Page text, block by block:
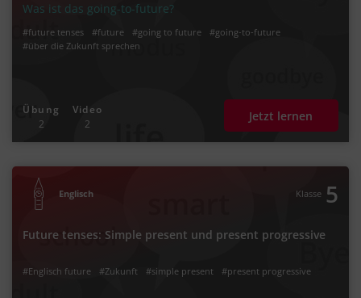
Was ist das going-to-future?
#future tenses #future #going to future
#going-to-future
#über die Zukunft sprechen
Übung
2
Video
2
Jetzt lernen
Englisch Klasse 5
Future tenses: Simple present und present progressive
#Englisch future #Zukunft #simple present #present progressive